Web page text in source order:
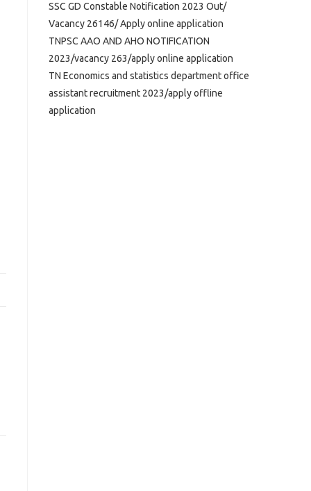
SSC GD Constable Notification 2023 Out/
Vacancy 26146/ Apply online application
TNPSC AAO AND AHO NOTIFICATION
2023/vacancy 263/apply online application
TN Economics and statistics department office
assistant recruitment 2023/apply offline
application